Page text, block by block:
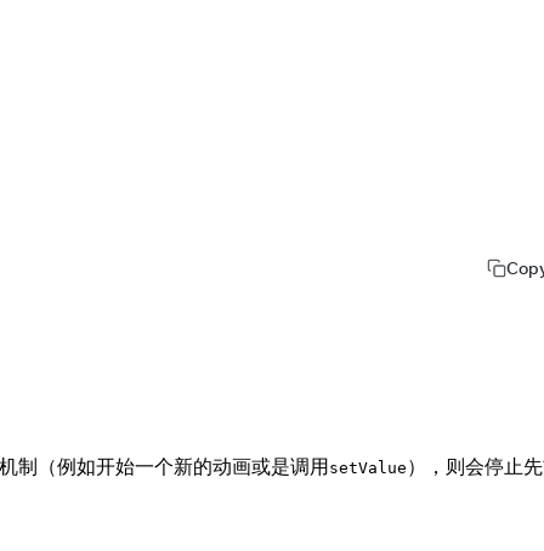
制（例如开始一个新的动画或是调用setValue ），则会停止